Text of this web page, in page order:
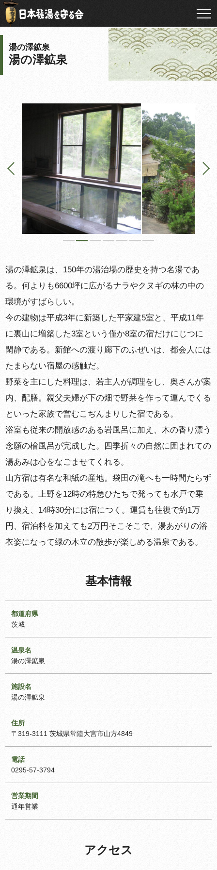
湯の澤鉱泉
湯の澤鉱泉
湯の澤鉱泉は、150年の湯治場の歴史を持つ名湯であ
る。何よりも6600坪に広がるナラやクヌギの林の中の
環境がすばらしい。
今の建物は平成3年に新築した平家建5室と、平成11年
に裏山に増築した3室という僅か8室の宿だけにじつに
閑静である。新館への渡り廊下のふぜいは、都会人には
たまらない宿屋の感触だ。
野菜を主にした料理は、若主人が調理をし、奥さんが案
内、配膳。親父夫婦が下の畑で野莱を作って運んでくる
といった家族で営むこぢんまりした宿である。
浴室も従来の開放感のある岩風呂に加え、木の香り漂う
念願の檜風呂が完成した。四季折々の自然に囲まれての
湯あみは心をなごませてくれる。
山方宿は有名な和紙の産地。袋田の滝へも一時間たらず
である。上野を12時の特急ひたちで発っても水戸で乗
り換え、14時30分には宿につく。運賃も往復で約1万
円、宿泊料を加えても2万円そこそこで、湯あがりの浴
衣姿になって緑の木立の散歩が楽しめる温泉である。
基本情報
都道府県
茨城
温泉名
湯の澤鉱泉
施設名
湯の澤鉱泉
住所
〒319-3111 茨城県常陸大宮市山方4849
電話
0295-57-3794
営業期間
通年営業
アクセス